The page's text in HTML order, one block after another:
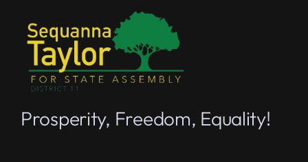
Prosperity, Freedom, Equality!